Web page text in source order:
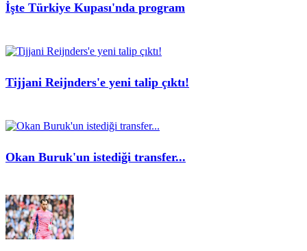
İşte Türkiye Kupası'nda program
Tijjani Reijnders'e yeni talip çıktı!
Okan Buruk'un istediği transfer...